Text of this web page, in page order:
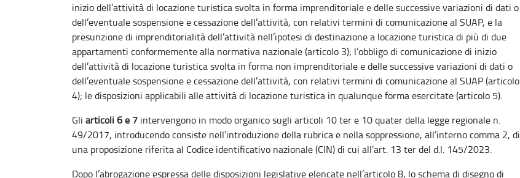
inizio dell’attività di locazione turistica svolta in forma imprenditoriale e delle successive variazioni di dati o
dell’eventuale sospensione e cessazione dell’attività, con relativi termini di comunicazione al SUAP, e la
presunzione di imprenditorialità dell’attività nell’ipotesi di destinazione a locazione turistica di più di due
appartamenti conformemente alla normativa nazionale (articolo 3); l’obbligo di comunicazione di inizio
dell’attività di locazione turistica svolta in forma non imprenditoriale e delle successive variazioni di dati o
dell’eventuale sospensione e cessazione dell’attività, con relativi termini di comunicazione al SUAP (articolo
4); le disposizioni applicabili alle attività di locazione turistica in qualunque forma esercitate (articolo 5).
Gli articoli 6 e 7 intervengono in modo organico sugli articoli 10 ter e 10 quater della legge regionale n.
49/2017, introducendo consiste nell’introduzione della rubrica e nella soppressione, all’interno comma 2, di
una proposizione riferita al Codice identificativo nazionale (CIN) di cui all’art. 13 ter del d.l. 145/2023.
Dopo l’abrogazione espressa delle disposizioni legislative elencate nell’articolo 8, lo schema di disegno di